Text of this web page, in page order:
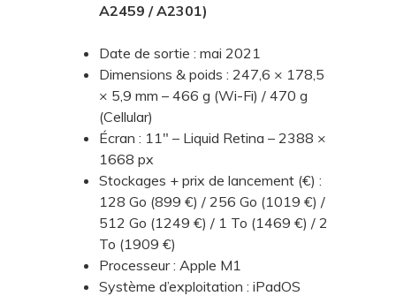
A2459 / A2301)
Date de sortie : mai 2021
Dimensions & poids : 247,6 × 178,5
× 5,9 mm – 466 g (Wi-Fi) / 470 g
(Cellular)
Écran : 11" – Liquid Retina – 2388 ×
1668 px
Stockages + prix de lancement (€) :
128 Go (899 €) / 256 Go (1019 €) /
512 Go (1249 €) / 1 To (1469 €) / 2
To (1909 €)
Processeur : Apple M1
Système d’exploitation : iPadOS